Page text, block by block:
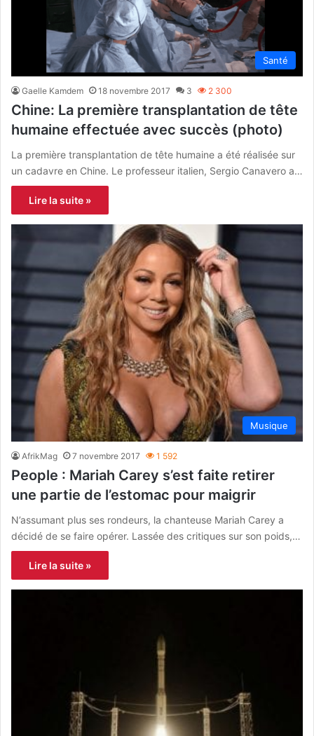
Santé
Gaelle Kamdem 18 novembre 2017 3 2 300
Chine: La première transplantation de tête
humaine effectuée avec succès (photo)
La première transplantation de tête humaine a été réalisée sur
un cadavre en Chine. Le professeur italien, Sergio Canavero a…
Lire la suite »
Musique
AfrikMag 7 novembre 2017 1 592
People : Mariah Carey s’est faite retirer
une partie de l’estomac pour maigrir
N’assumant plus ses rondeurs, la chanteuse Mariah Carey a
décidé de se faire opérer. Lassée des critiques sur son poids,…
Lire la suite »